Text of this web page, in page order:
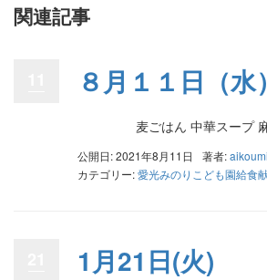
関連記事
８月１１日（水）
麦ごはん 中華スープ 麻
公開日: 2021年8月11日 著者:
カテゴリー:愛光みのりこども園給食
1月21日(火)